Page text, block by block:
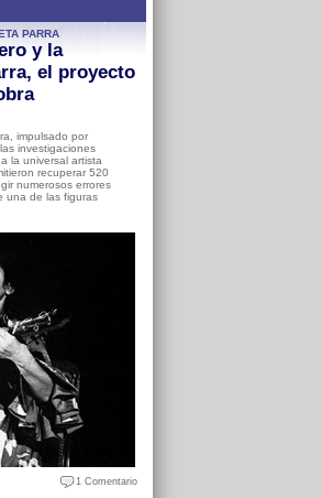
PARRA
y la
el proyecto
impulsado por
investigaciones
la universal artista
recuperar 520
numerosos errores
una de las figuras
1 Comentario